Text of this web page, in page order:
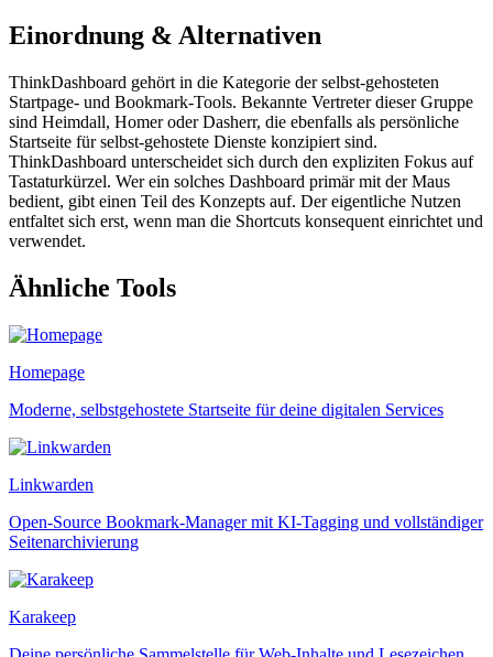
Einordnung & Alternativen
ThinkDashboard gehört in die Kategorie der selbst-gehosteten
Startpage- und Bookmark-Tools. Bekannte Vertreter dieser Gruppe
sind Heimdall, Homer oder Dasherr, die ebenfalls als persönliche
Startseite für selbst-gehostete Dienste konzipiert sind.
ThinkDashboard unterscheidet sich durch den expliziten Fokus auf
Tastaturkürzel. Wer ein solches Dashboard primär mit der Maus
bedient, gibt einen Teil des Konzepts auf. Der eigentliche Nutzen
entfaltet sich erst, wenn man die Shortcuts konsequent einrichtet und
verwendet.
Ähnliche Tools
Homepage
Moderne, selbstgehostete Startseite für deine digitalen Services
Linkwarden
Open-Source Bookmark-Manager mit KI-Tagging und vollständiger
Seitenarchivierung
Karakeep